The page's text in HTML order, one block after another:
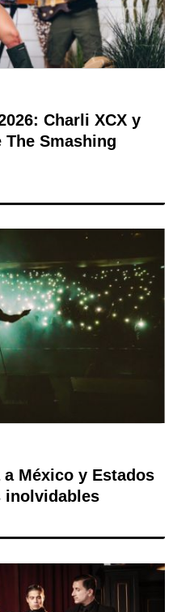
Charli XCX y
Smashing
México y Estados
inolvidables